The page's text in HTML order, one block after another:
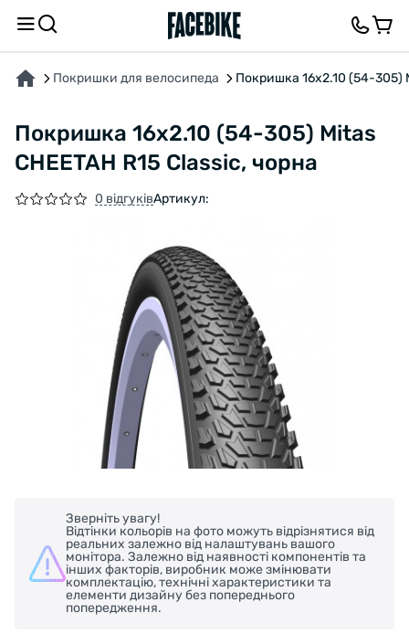
Покришки для велосипеда Покришка 16x2.10 (54-305)
Покришка 16x2.10 (54-305) Mitas
CHEETAH R15 Classic, чорна
0 відгуківАртикул:
Зверніть увагу!
Відтінки кольорів на фото можуть відрізнятися від
реальних залежно від налаштувань вашого
монітора. Залежно від наявності компонентів та
інших факторів, виробник може змінювати
комплектацію, технічні характеристики та
елементи дизайну без попереднього
попередження.
ПРО ТОВАР ХАРАКТЕРИСТИКИВІДГУКИ ТА ЗАПИТАННЯ